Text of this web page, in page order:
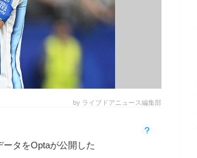
by ライブドアニュース編集部
タをOptaが公開した